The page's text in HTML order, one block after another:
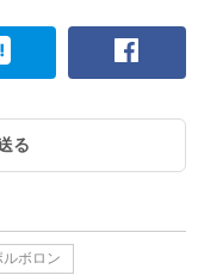
る
ルボロン